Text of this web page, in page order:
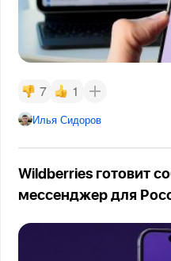
7 1
Илья Сидоров
Wildberries готовит
мессенджер для